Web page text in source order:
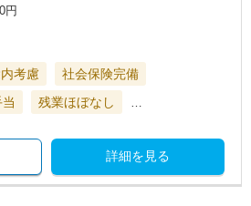
円
考慮
社会保険完備
残業ほぼなし
詳細を見る